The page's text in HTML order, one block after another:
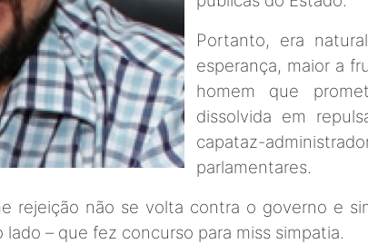
Portanto, era
esperança, maior a
homem que
dissolvida em
capataz-
parlamentares.
rejeição não se volta contra o governo e
– que fez concurso para miss simpatia.